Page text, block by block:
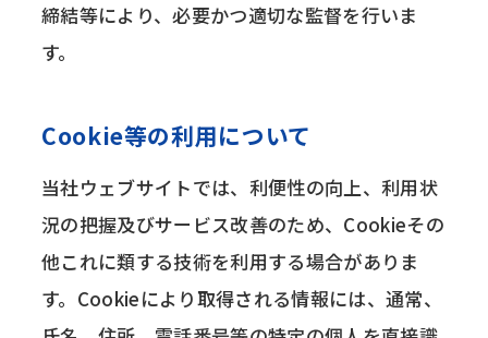
締結等により、必要かつ適切な監督を行いま
す。
Cookie等の利用について
当社ウェブサイトでは、利便性の向上、利用状
況の把握及びサービス改善のため、Cookieその
他これに類する技術を利用する場合がありま
す。Cookieにより取得される情報には、通常、